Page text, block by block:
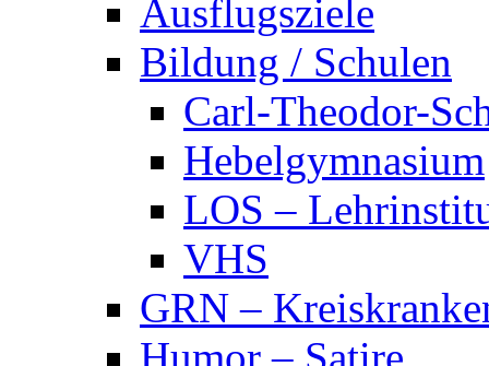
Ausflugsziele
Bildung / Schulen
Carl-Theodor-
Hebelgymnasium
LOS –
VHS
GRN –
Humor – Satire